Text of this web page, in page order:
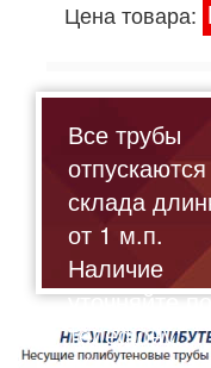
Цена товара:
Все трубы
склада
от 1 м.п.
Наличие
уточняйте по
телефону: